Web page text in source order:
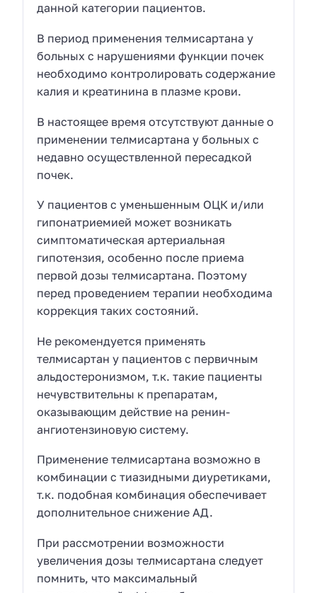
данной категории пациентов.
В период применения телмисартана у
больных с нарушениями функции почек
необходимо контролировать содержание
калия и креатинина в плазме крови.
В настоящее время отсутствуют данные о
применении телмисартана у больных с
недавно осуществленной пересадкой
почек.
У пациентов с уменьшенным ОЦК и/или
гипонатриемией может возникать
симптоматическая артериальная
гипотензия, особенно после приема
первой дозы телмисартана. Поэтому
перед проведением терапии необходима
коррекция таких состояний.
Не рекомендуется применять
телмисартан у пациентов с первичным
альдостеронизмом, т.к. такие пациенты
нечувствительны к препаратам,
оказывающим действие на ренин-
ангиотензиновую систему.
Применение телмисартана возможно в
комбинации с тиазидными диуретиками,
т.к. подобная комбинация обеспечивает
дополнительное снижение АД.
При рассмотрении возможности
увеличения дозы телмисартана следует
помнить, что максимальный